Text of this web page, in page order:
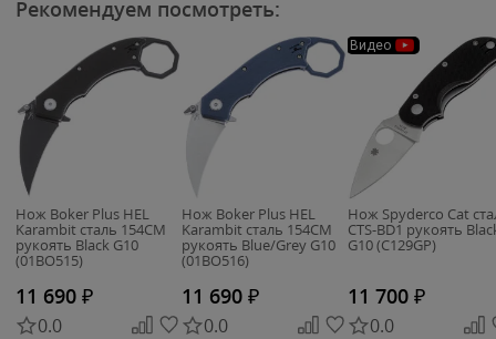
Рекомендуем посмотреть:
Нож Boker Plus HEL
Karambit сталь 154CM
рукоять Black G10
(01BO515)
11 690 ₽
0.0
Нож Boker Plus HEL
Karambit сталь 154CM
рукоять Blue/Grey G10
(01BO516)
11 690 ₽
0.0
Видео
Нож Spyderco Cat
CTS-BD1 рукоять
G10 (C129GP)
11 700 ₽
0.0